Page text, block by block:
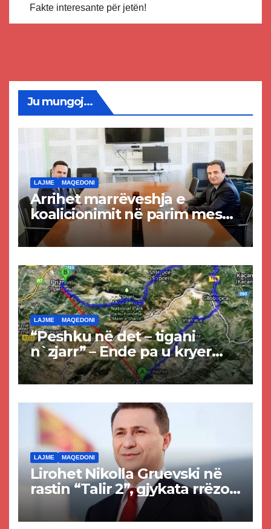
Fakte interesante për jetën!
Ju mungoj...
LAJME MAQEDONI
Arrihet marrëveshja e
koalicionimit në parim mes
Kurtit dhe Abdixhikut
LAJME MAQEDONI
“Peshku në det – tigani
n`zjarr” – Ende pa u kryer
projekti i tunelit, komuna e
Tetovës nis punimet për
LAJME MAQEDONI
Lirohet Nikolla Gruevski në
rastin “Talir 2”, gjykata rrëzon
akuzat për ndërtimin e
paligjshëm të selisë së